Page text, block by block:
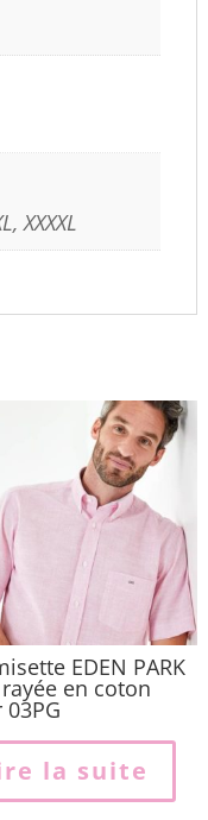
XXXXL
EDEN PARK
en coton
03PG
la suite